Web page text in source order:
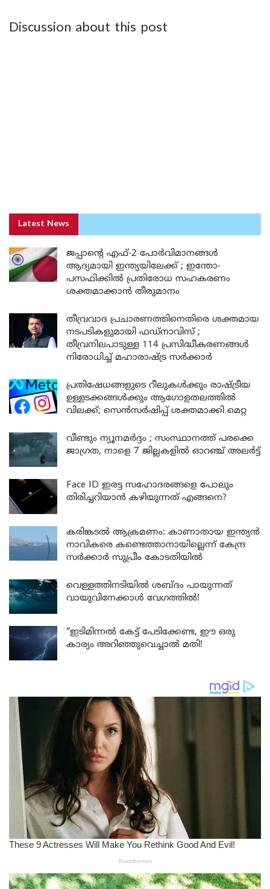
Discussion about this post
Latest News
ജപ്പാന്റെ എഫ്-2 പോർവിമാനങ്ങൾ
ആദ്യമായി ഇന്ത്യയിലേക്ക് ; ഇന്തോ-
പസഫിക്കിൽ പ്രതിരോധ സഹകരണം
ശക്തമാക്കാൻ തീരുമാനം
തീവ്രവാദ പ്രചാരണത്തിനെതിരെ ശക്തമായ
നടപടികളുമായി ഫഡ്നാവിസ് ;
തീവ്രനിലപാടുള്ള 114 പ്രസിദ്ധീകരണങ്ങൾ
നിരോധിച്ച് മഹാരാഷ്ട്ര സർക്കാർ
പ്രതിഷേധങ്ങളുടെ റീലുകൾക്കും രാഷ്ട്രീയ
ഉള്ളടക്കങ്ങൾക്കും ആഗോളതലത്തിൽ
വിലക്ക്; സെൻസർഷിപ്പ് ശക്തമാക്കി മെറ്റ
വീണ്ടും ന്യൂനമർദ്ദം ; സംസ്ഥാനത്ത് പരക്കെ
ജാഗ്രത, നാളെ 7 ജില്ലകളിൽ ഓറഞ്ച് അലർട്ട്
Face ID ഇരട്ട സഹോദരങ്ങളെ പോലും
തിരിച്ചറിയാൻ കഴിയുന്നത് എങ്ങനെ?
കരിങ്കടൽ ആക്രമണം: കാണാതായ ഇന്ത്യൻ
നാവികരെ കണ്ടെത്താനായില്ലെന്ന് കേന്ദ്ര
സർക്കാർ സുപ്രീം കോടതിയിൽ
വെള്ളത്തിനടിയിൽ ശബ്ദം പായുന്നത്
വായുവിനേക്കാൾ വേഗത്തിൽ!
“ഇടിമിന്നൽ കേട്ട് പേടിക്കേണ്ട, ഈ ഒരു
കാര്യം അറിഞ്ഞുവെച്ചാൽ മതി!